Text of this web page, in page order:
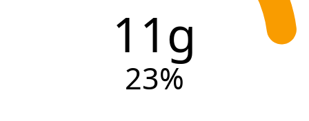
11g
23%